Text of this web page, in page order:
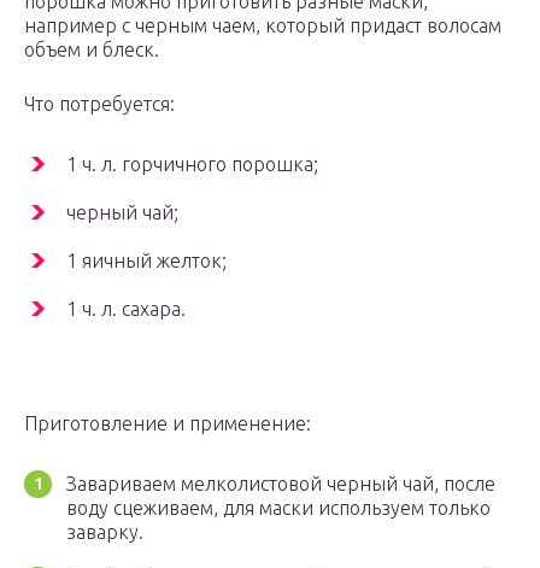
например с черным чаем, который придаст волосам
объем и блеск.
Что потребуется:
1 ч. л. горчичного порошка;
черный чай;
1 яичный желток;
1 ч. л. сахара.
Приготовление и применение:
Завариваем мелколистовой черный чай, после
воду сцеживаем, для маски используем только
заварку.